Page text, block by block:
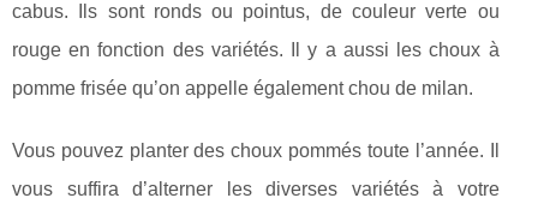
cabus. Ils sont ronds ou pointus, de couleur verte ou
rouge en fonction des variétés. Il y a aussi les choux à
pomme frisée qu’on appelle également chou de milan.
Vous pouvez planter des choux pommés toute l’année. Il
vous suffira d’alterner les diverses variétés à votre